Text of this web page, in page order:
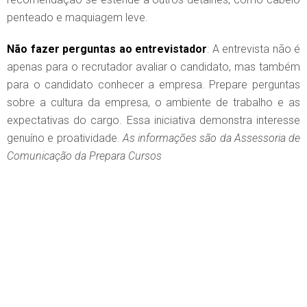
penteado e maquiagem leve.
Não fazer perguntas ao entrevistador: A entrevista não é
apenas para o recrutador avaliar o candidato, mas também
para o candidato conhecer a empresa. Prepare perguntas
sobre a cultura da empresa, o ambiente de trabalho e as
expectativas do cargo. Essa iniciativa demonstra interesse
genuíno e proatividade.As informações são da Assessoria de
Comunicação da Prepara Cursos